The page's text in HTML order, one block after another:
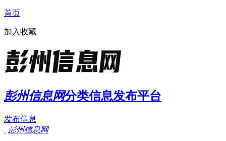
首页
加入收藏
彭州信息网分类信息发布平台
发布信息
彭州信息网